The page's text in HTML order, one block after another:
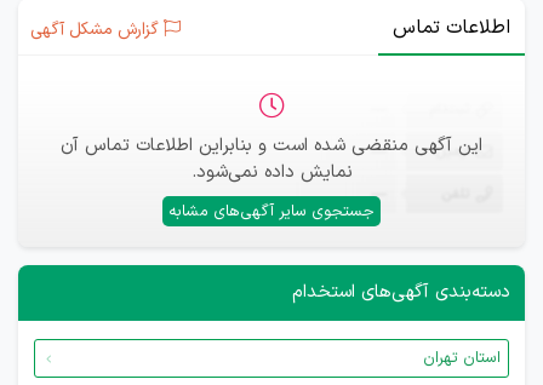
اطلاعات تماس گزارش مشکل آگهی
این آگهی منقضی شده است و بنابراین اطلاعات تماس آن
نمایش داده نمی‌شود.
جستجوی سایر آگهی‌های مشابه
ایمیل —
—
دسته‌بندی آگهی‌های استخدام
استان تهران